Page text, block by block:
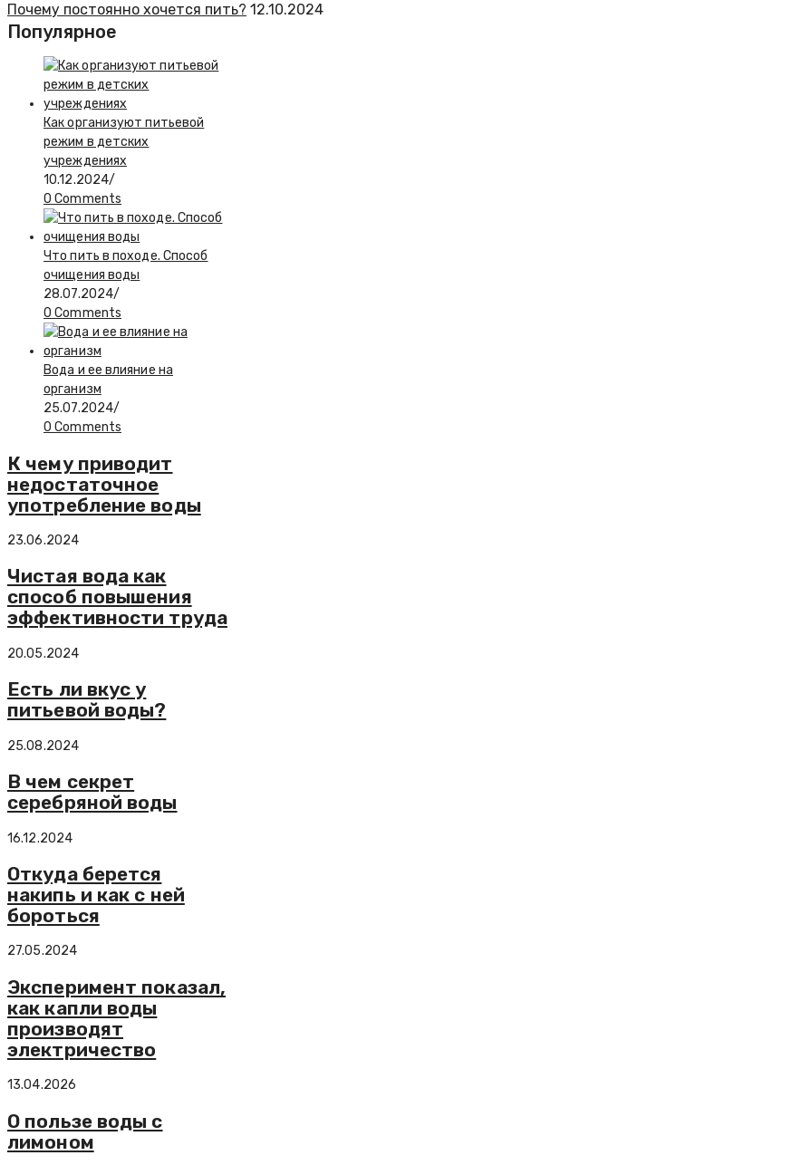
Почему постоянно хочется пить? 12.10.2024
Популярное
Как организуют питьевой
режим в детских
учреждениях
10.12.2024/
0 Comments
Что пить в походе. Способ
очищения воды
28.07.2024/
0 Comments
Вода и ее влияние на
организм
25.07.2024/
0 Comments
К чему приводит
недостаточное
употребление воды
23.06.2024
Чистая вода как
способ повышения
эффективности труда
20.05.2024
Есть ли вкус у
питьевой воды?
25.08.2024
В чем секрет
серебряной воды
16.12.2024
Откуда берется
накипь и как с ней
бороться
27.05.2024
Эксперимент показал,
как капли воды
производят
электричество
13.04.2026
О пользе воды с
лимоном